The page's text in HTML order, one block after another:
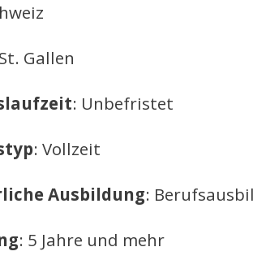
Gallen
: Unbefristet
: Vollzeit
Ausbildung:
: 5 Jahre und mehr